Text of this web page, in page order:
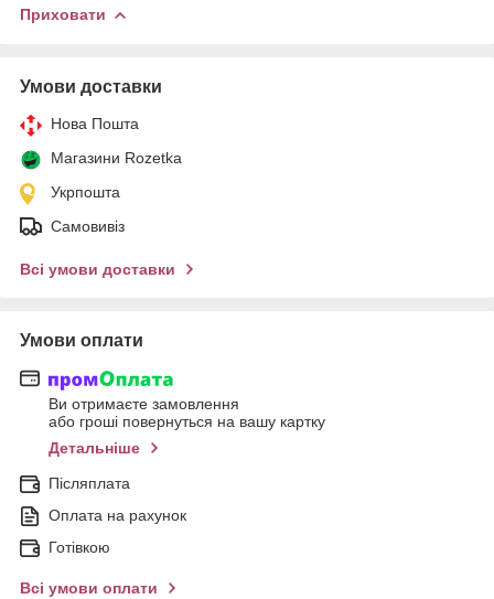
Приховати
Умови доставки
Нова Пошта
Магазини Rozetka
Укрпошта
Самовивіз
Всі умови доставки
Умови оплати
Ви отримаєте замовлення
або гроші повернуться на вашу картку
Детальніше
Післяплата
Оплата на рахунок
Готівкою
Всі умови оплати